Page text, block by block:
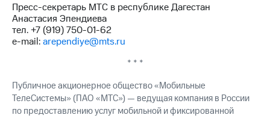
аудит
Рынок
акций
Порядок
выкупа
акций
Пресс-секретарь МТС в республике Дагестан
Анастасия Эпендиева
тел. +7 (919) 750-01-62
e-mail:arependiye@mts.ru
* * *
Публичное акционерное общество «Мобильные
ТелеСистемы» (ПАО «МТС») — ведущая компания в России
по предоставлению услуг мобильной и фиксированной